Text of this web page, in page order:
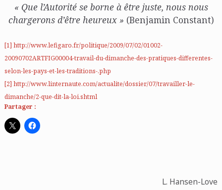
« Que l’Autorité se borne à être juste, nous nous
chargerons d’être heureux » (Benjamin Constant)
[1] http://www.lefigaro.fr/politique/2009/07/02/01002-
20090702ARTFIG00004-travail-du-dimanche-des-pratiques-differentes-
selon-les-pays-et-les-traditions-.php
[2] http://www.linternaute.com/actualite/dossier/07/travailler-le-
dimanche/2-que-dit-la-loi.shtml
Partager :
L. Hansen-Love